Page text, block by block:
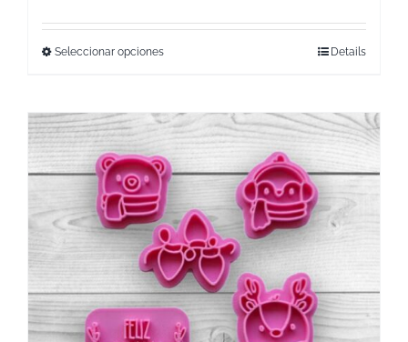
Seleccionar opciones Details